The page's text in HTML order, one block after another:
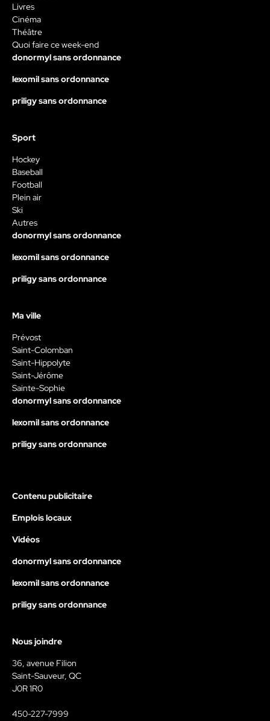
Livres
Cinéma
Théâtre
Quoi faire ce week-end
donormyl sans ordonnance
lexomil sans ordonnance
priligy sans ordonnance
Sport
Hockey
Baseball
Football
Plein air
Ski
Autres
donormyl sans ordonnance
lexomil sans ordonnance
priligy sans ordonnance
Ma ville
Prévost
Saint-Colomban
Saint-Hippolyte
Saint-Jérôme
Sainte-Sophie
donormyl sans ordonnance
lexomil sans ordonnance
priligy sans ordonnance
Contenu publicitaire
Emplois locaux
Vidéos
donormyl sans ordonnance
lexomil sans ordonnance
priligy sans ordonnance
Nous joindre
36, avenue Filion
Saint-Sauveur, QC
J0R 1R0
450-227-7999